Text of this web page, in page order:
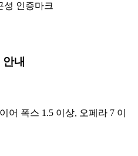
내
어 폭스 1.5 이상, 오페라 7 이